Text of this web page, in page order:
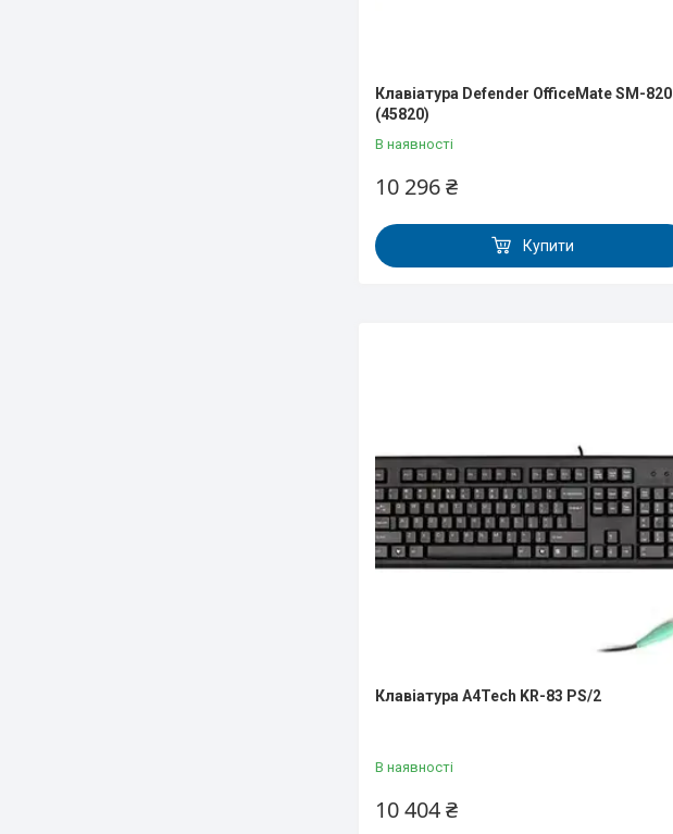
Клавіатура Defender OfficeMate SM-820
(45820)
В наявності
10 296 ₴
Купити
Клавіатура A4Tech KR-83 PS/2
В наявності
10 404 ₴